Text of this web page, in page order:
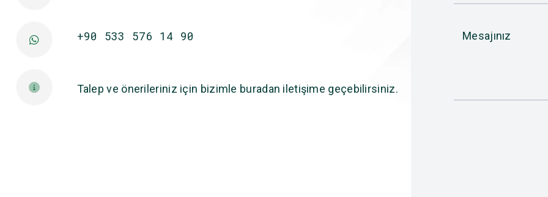
+90 533 576 14 90
Talep ve önerileriniz için bizimle buradan iletişime geçebilirsiniz.
Mesajınız